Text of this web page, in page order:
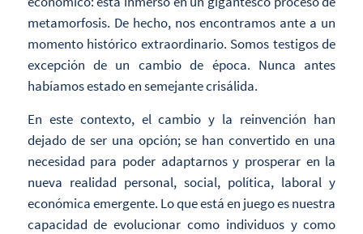
metamorfosis. De hecho, nos encontramos ante a un
momento histórico extraordinario. Somos testigos de
excepción de un cambio de época. Nunca antes
habíamos estado en semejante crisálida.
En este contexto, el cambio y la reinvención han
dejado de ser una opción; se han convertido en una
necesidad para poder adaptarnos y prosperar en la
nueva realidad personal, social, política, laboral y
económica emergente. Lo que está en juego es nuestra
capacidad de evolucionar como individuos y como